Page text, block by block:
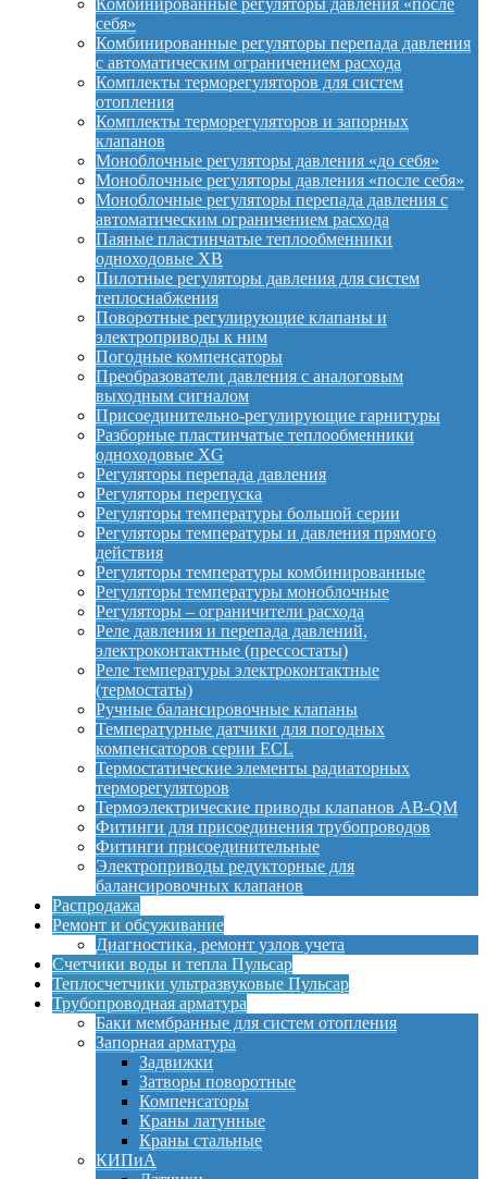
Комбинированные регуляторы давления «после
себя»
Комбинированные регуляторы перепада давления
с автоматическим ограничением расхода
Комплекты терморегуляторов для систем
отопления
Комплекты терморегуляторов и запорных
клапанов
Моноблочные регуляторы давления «до себя»
Моноблочные регуляторы давления «после себя»
Моноблочные регуляторы перепада давления с
автоматическим ограничением расхода
Паяные пластинчатые теплообменники
одноходовые XB
Пилотные регуляторы давления для систем
теплоснабжения
Поворотные регулирующие клапаны и
электроприводы к ним
Погодные компенсаторы
Преобразователи давления с аналоговым
выходным сигналом
Присоединительно-регулирующие гарнитуры
Разборные пластинчатые теплообменники
одноходовые XG
Регуляторы перепада давления
Регуляторы перепуска
Регуляторы температуры большой серии
Регуляторы температуры и давления прямого
действия
Регуляторы температуры комбинированные
Регуляторы температуры моноблочные
Регуляторы – ограничители расхода
Реле давления и перепада давлений,
электроконтактные (прессостаты)
Реле температуры электроконтактные
(термостаты)
Ручные балансировочные клапаны
Температурные датчики для погодных
компенсаторов серии ECL
Термостатические элементы радиаторных
терморегуляторов
Термоэлектрические приводы клапанов AB-QM
Фитинги для присоединения трубопроводов
Фитинги присоединительные
Электроприводы редукторные для
балансировочных клапанов
Распродажа
Ремонт и обсуживание
Диагностика, ремонт узлов учета
Счетчики воды и тепла Пульсар
Теплосчетчики ультразвуковые Пульсар
Трубопроводная арматура
Баки мембранные для систем отопления
Запорная арматура
Задвижки
Затворы поворотные
Компенсаторы
Краны латунные
Краны стальные
КИПиА